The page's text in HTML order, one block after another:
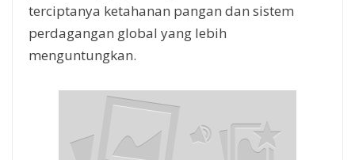
terciptanya ketahanan pangan dan sistem
perdagangan global yang lebih
menguntungkan.